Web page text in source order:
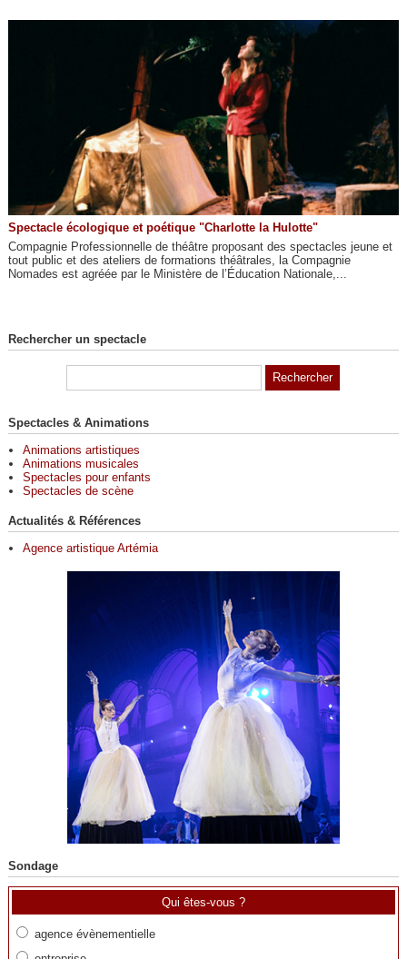
Spectacle écologique et poétique "Charlotte la Hulotte"
Compagnie Professionnelle de théâtre proposant des spectacles jeune et
tout public et des ateliers de formations théâtrales, la Compagnie
Nomades est agréée par le Ministère de l’Éducation Nationale,...
Rechercher un spectacle
Spectacles & Animations
Animations artistiques
Animations musicales
Spectacles pour enfants
Spectacles de scène
Actualités & Références
Agence artistique Artémia
Sondage
Qui êtes-vous ?
agence évènementielle